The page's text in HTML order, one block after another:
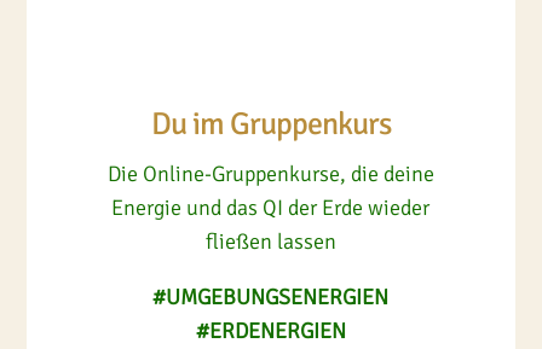
Du im Gruppenkurs
Die Online-Gruppenkurse, die deine
Energie und das QI der Erde wieder
fließen lassen
#UMGEBUNGSENERGIEN
#ERDENERGIEN